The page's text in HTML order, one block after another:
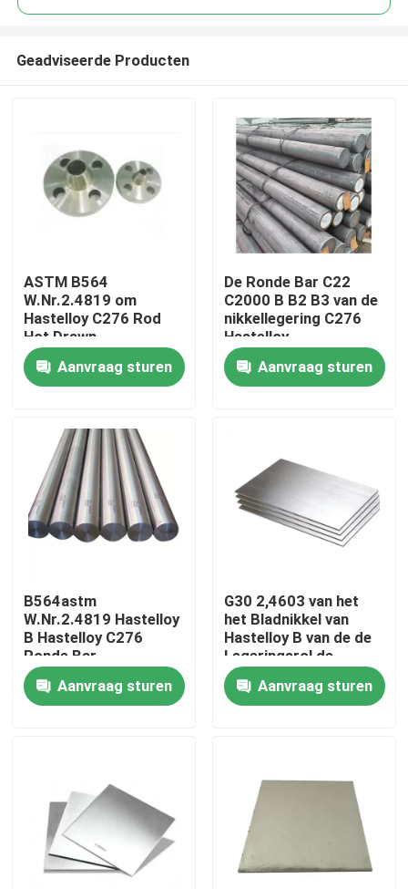
Huis
Ongeveer ons
Fabrieksreis
Contacteer ons
Inconel 600 Materiaal
Incoloy 800-materiaal
Inconel 718 Materiaal
Geadviseerde Producten
ASTM B564
W.Nr.2.4819 om
Hastelloy C276 Rod
Hot Drawn
Aanvraag sturen
De Ronde Bar C22
C2000 B B2 B3 van de
nikkellegering C276
Hastelloy
Aanvraag sturen
B564astm
W.Nr.2.4819 Hastelloy
B Hastelloy C276
Ronde Bar
Aanvraag sturen
G30 2,4603 van het
het Bladnikkel van
Hastelloy B van de de
Legeringsrol de
Strook N10665
2,4617Aanvraag sturen